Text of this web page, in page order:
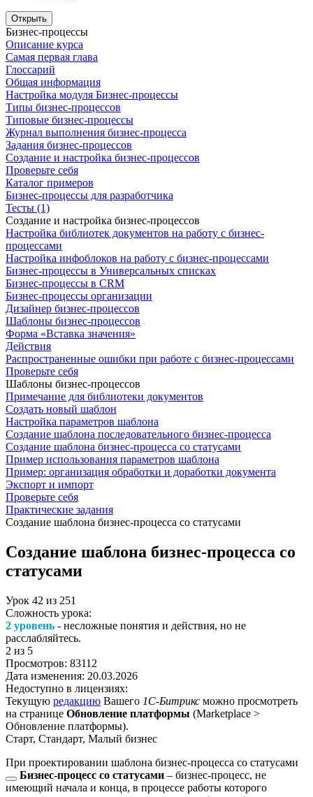
Открыть
Бизнес-процессы
Описание курса
Самая первая глава
Глоссарий
Общая информация
Настройка модуля Бизнес-процессы
Типы бизнес-процессов
Типовые бизнес-процессы
Журнал выполнения бизнес-процесса
Задания бизнес-процессов
Создание и настройка бизнес-процессов
Проверьте себя
Каталог примеров
Бизнес-процессы для разработчика
Тесты (1)
Создание и настройка бизнес-процессов
Настройка библиотек документов на работу с бизнес-
процессами
Настройка инфоблоков на работу с бизнес-процессами
Бизнес-процессы в Универсальных списках
Бизнес-процессы в CRM
Бизнес-процессы организации
Дизайнер бизнес-процессов
Шаблоны бизнес-процессов
Форма «Вставка значения»
Действия
Распространенные ошибки при работе с бизнес-процессами
Проверьте себя
Шаблоны бизнес-процессов
Примечание для библиотеки документов
Создать новый шаблон
Настройка параметров шаблона
Создание шаблона последовательного бизнес-процесса
Создание шаблона бизнес-процесса со статусами
Пример использования параметров шаблона
Пример: организация обработки и доработки документа
Экспорт и импорт
Проверьте себя
Практические задания
Создание шаблона бизнес-процесса со статусами
Создание шаблона бизнес-процесса со
статусами
Урок 42 из 251
Сложность урока:
2 уровень - несложные понятия и действия, но не
расслабляйтесь.
2 из 5
Просмотров: 83112
Дата изменения: 20.03.2026
Недоступно в лицензиях:
Текущую редакцию Вашего 1С-Битрикс можно просмотреть
на странице Обновление платформы (Marketplace >
Обновление платформы).
Старт, Стандарт, Малый бизнес
При проектировании шаблона бизнес-процесса со статусами
Бизнес-процесс со статусами – бизнес-процесс, не
имеющий начала и конца, в процессе работы которого